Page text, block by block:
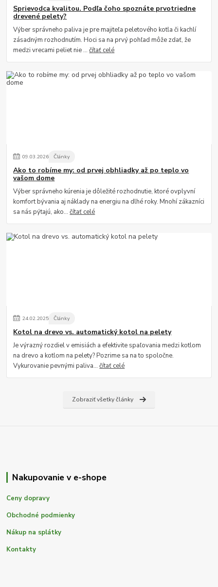
Sprievodca kvalitou. Podľa čoho spoznáte prvotriedne
drevené pelety?
Výber správneho paliva je pre majiteľa peletového kotla či kachlí
zásadným rozhodnutím. Hoci sa na prvý pohľad môže zdať, že
medzi vrecami peliet nie ...čítať celé
09.03.2026 Články
Ako to robíme my: od prvej obhliadky až po teplo vo
vašom dome
Výber správneho kúrenia je dôležité rozhodnutie, ktoré ovplyvní
komfort bývania aj náklady na energiu na dlhé roky. Mnohí zákazníci
sa nás pýtajú, ako...čítať celé
24.02.2025 Články
Kotol na drevo vs. automatický kotol na pelety
Je výrazný rozdiel v emisiách a efektivite spaľovania medzi kotlom
na drevo a kotlom na pelety? Pozrime sa na to spoločne.
Vykurovanie pevnými paliva...čítať celé
Zobraziť všetky články
Nakupovanie v e-shope
Ceny dopravy
Obchodné podmienky
Nákup na splátky
Kontakty